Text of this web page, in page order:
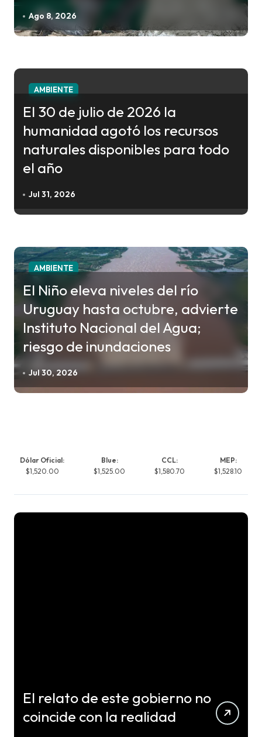
t
a
Ago 8, 2026
AMBIENTE
El 30 de julio de 2026 la
humanidad agotó los recursos
naturales disponibles para todo
el año
Jul 31, 2026
AMBIENTE
El Niño eleva niveles del río
Uruguay hasta octubre, advierte
Instituto Nacional del Agua;
riesgo de inundaciones
Jul 30, 2026
Dólar Oficial:
$1,520.00
Blue:
$1,525.00
CCL:
$1,580.70
MEP:
$1,528.10
El relato de este gobierno no
coincide con la realidad